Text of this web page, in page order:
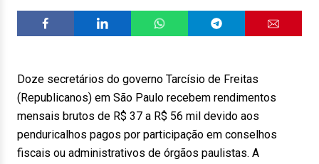
Doze secretários do governo Tarcísio de Freitas
(Republicanos) em São Paulo recebem rendimentos
mensais brutos de R$ 37 a R$ 56 mil devido aos
penduricalhos pagos por participação em conselhos
fiscais ou administrativos de órgãos paulistas. A